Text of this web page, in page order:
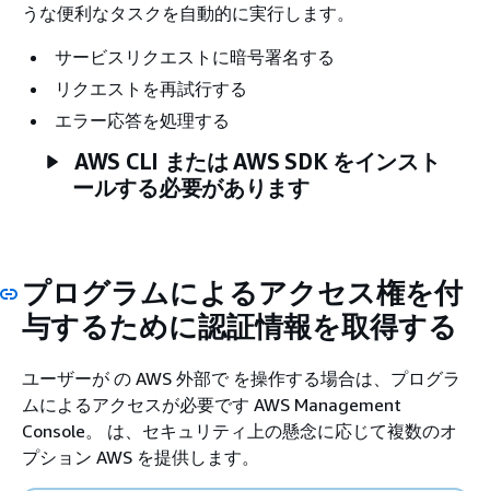
うな便利なタスクを自動的に実行します。
サービスリクエストに暗号署名する
リクエストを再試行する
エラー応答を処理する
AWS CLI または AWS SDK をインスト
ールする必要があります
プログラムによるアクセス権を付
与するために認証情報を取得する
ユーザーが の AWS 外部で を操作する場合は、プログラ
ムによるアクセスが必要です AWS Management
Console。 は、セキュリティ上の懸念に応じて複数のオ
プション AWS を提供します。